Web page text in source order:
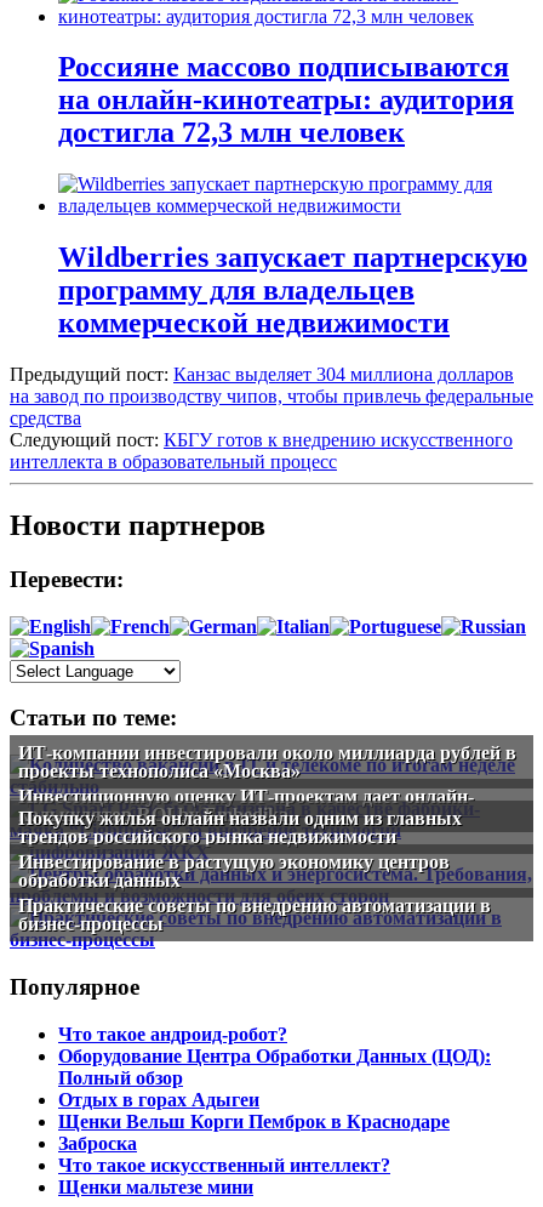
Россияне массово подписываются
на онлайн-кинотеатры: аудитория
достигла 72,3 млн человек
Wildberries запускает партнерскую
программу для владельцев
коммерческой недвижимости
Предыдущий пост: Канзас выделяет 304 миллиона долларов
на завод по производству чипов, чтобы привлечь федеральные
средства
Следующий пост: КБГУ готов к внедрению искусственного
интеллекта в образовательный процесс
Новости партнеров
Перевести:
Статьи по теме:
ИТ-компании инвестировали около миллиарда рублей в
проекты технополиса «Москва»
Инвестиционную оценку ИТ-проектам дает онлайн-
калькулятор ROI by Embedika
Покупку жилья онлайн назвали одним из главных
трендов российского рынка недвижимости
Инвестирование в растущую экономику центров
обработки данных
Практические советы по внедрению автоматизации в
бизнес-процессы
Популярное
Что такое андроид-робот?
Оборудование Центра Обработки Данных (ЦОД):
Полный обзор
Отдых в горах Адыгеи
Щенки Вельш Корги Пемброк в Краснодаре
Заброска
Что такое искусственный интеллект?
Щенки мальтезе мини